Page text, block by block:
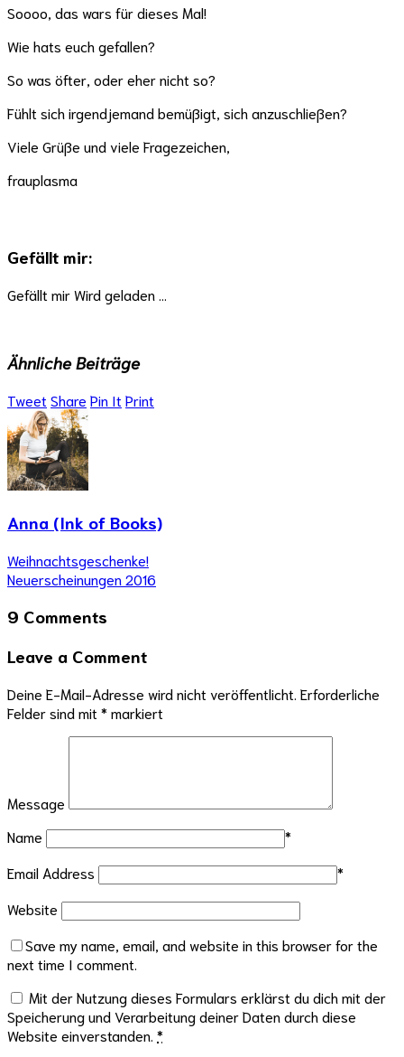
Soooo, das wars für dieses Mal!
Wie hats euch gefallen?
So was öfter, oder eher nicht so?
Fühlt sich irgendjemand bemüßigt, sich anzuschließen?
Viele Grüße und viele Fragezeichen,
frauplasma
Gefällt mir:
Gefällt mirWird geladen …
Ähnliche Beiträge
Tweet Share Pin It Print
Anna (Ink of Books)
Weihnachtsgeschenke!
Neuerscheinungen 2016
9 Comments
Leave a Comment
Deine E-Mail-Adresse wird nicht veröffentlicht. Erforderliche
Felder sind mit * markiert
Message
Name
*
Email Address
*
Website
Save my name, email, and website in this browser for the
next time I comment.
Mit der Nutzung dieses Formulars erklärst du dich mit der
Speicherung und Verarbeitung deiner Daten durch diese
Website einverstanden. *